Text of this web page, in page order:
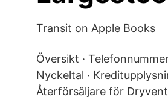
‎Transit on Apple Books
Översikt ·
Nyckeltal ·
Återförsäljare för